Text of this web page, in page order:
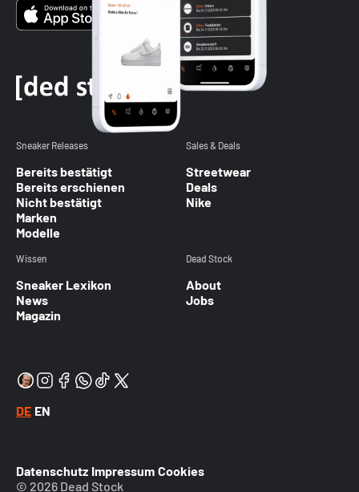
Sneaker Releases
Bereits bestätigt
Bereits erschienen
Nicht bestätigt
Marken
Modelle
Sales & Deals
Streetwear
Deals
Nike
Wissen
Sneaker Lexikon
News
Magazin
Dead Stock
About
Jobs
DE EN
Datenschutz Impressum Cookies
© 2026 Dead Stock